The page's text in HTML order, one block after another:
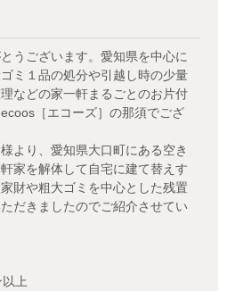
うございます。愛知県を中心に
ミ１品の処分や引越し時の少量
などの家一軒まるごとのお片付
［エコーズ］の那須でござ
より、愛知県大口町にある空き
家を解体して自宅に建て替えす
財や粗大ゴミを中心とした残置
だきましたのでご紹介させてい
上